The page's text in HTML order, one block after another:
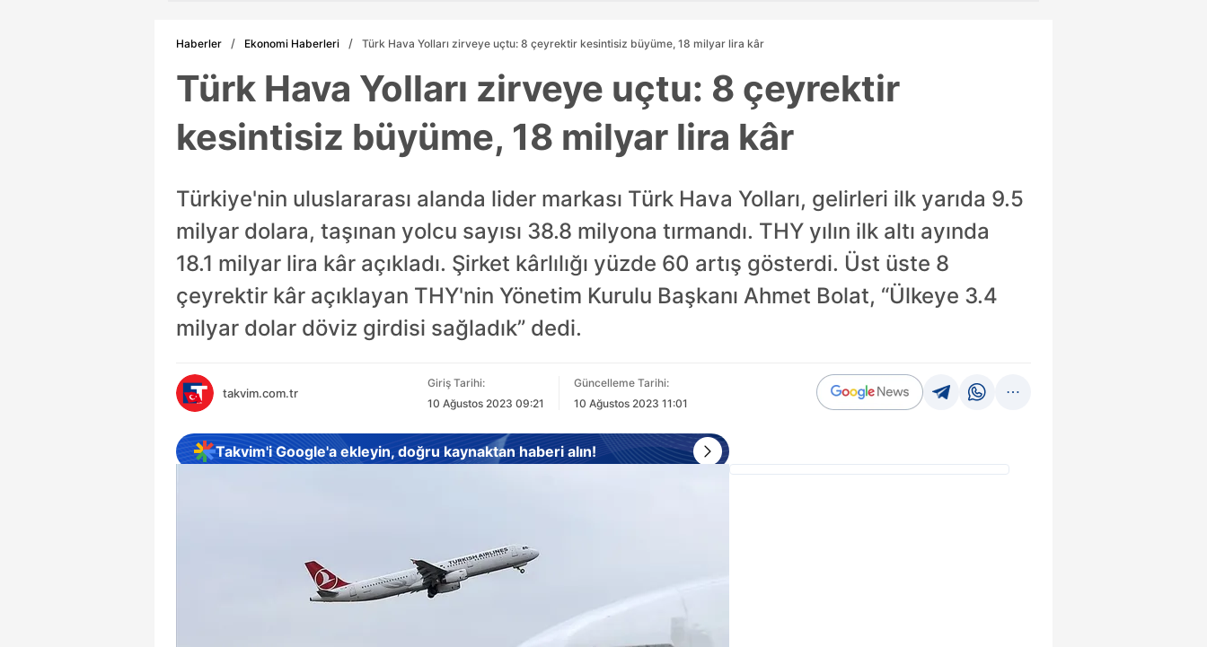
Haberler Ekonomi Haberleri Türk Hava Yolları zirveye uçtu: 8 çeyrektir kesintisiz büyüme, 18 milyar lira kâr
Türk Hava Yolları zirveye uçtu: 8 çeyrektir
kesintisiz büyüme, 18 milyar lira kâr
Türkiye'nin uluslararası alanda lider markası Türk Hava Yolları, gelirleri ilk yarıda 9.5
milyar dolara, taşınan yolcu sayısı 38.8 milyona tırmandı. THY yılın ilk altı ayında
18.1 milyar lira kâr açıkladı. Şirket kârlılığı yüzde 60 artış gösterdi. Üst üste 8
çeyrektir kâr açıklayan THY'nin Yönetim Kurulu Başkanı Ahmet Bolat, “Ülkeye 3.4
milyar dolar döviz girdisi sağladık” dedi.
takvim.com.tr
Giriş Tarihi:
10 Ağustos 2023 09:21
Güncelleme Tarihi:
10 Ağustos 2023 11:01
Takvim'i Google'a ekleyin, doğru kaynaktan haberi alın!